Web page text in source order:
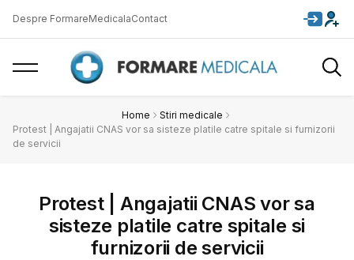
Despre FormareMedicalaContact
Home
Stiri medicale
Protest | Angajatii CNAS vor sa sisteze platile catre spitale si furnizorii
de servicii
Protest | Angajatii CNAS vor sa
sisteze platile catre spitale si
furnizorii de servicii